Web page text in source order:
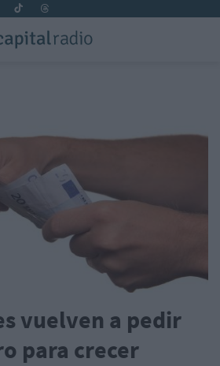
vuelven a pedir
para crecer